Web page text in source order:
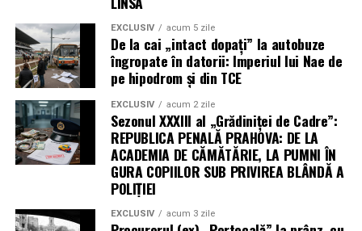
Pentru amatorii de statistici dureroase, în urmă cu doi
ani, când rachetiștii ciuruiau cerul cu iodură de argint,
producția se chinuia la un mizerabil800 kg la hectar.
Mesajul afișat pe bannerul imens din câmp, susținut de
APCPT Prahova și FAPPR, a fost un pumn în plexul
sistemului:
„Doi ani fără rachete în nori. Ploile s-au
întors. Rapița a făcut istorie”. Se pare că, în Prahova,
cea mai mare viziune politică a fost să lași natura în
pace și să nu mai alungi ploaia cu tehnologii care
folosesc avize de mediu expirate din 2007!
EXCLUSIV acum 5 zile
De la cai „intact dopați” la autobuze
îngropate în datorii: Imperiul lui Nae de
pe hipodrom și din TCE
EXCLUSIV acum 2 zile
Sezonul XXXIII al „Grădiniței de Cadre”:
REPUBLICA PENALĂ PRAHOVA: DE LA
ACADEMIA DE CĂMĂTĂRIE, LA PUMNI ÎN
GURA COPIILOR SUB PRIVIREA BLÂNDĂ A
POLIȚIEI
EXCLUSIV acum 3 zile